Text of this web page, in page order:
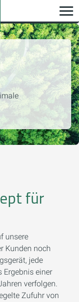
für
unsere
Kunden noch
jede
Ergebnis einer
verfolgen.
Zufuhr von